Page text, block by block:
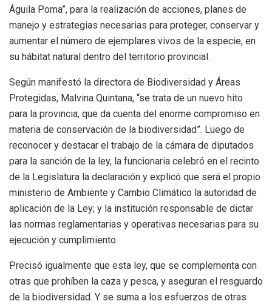
Águila Poma”, para la realización de acciones, planes de
manejo y estrategias necesarias para proteger, conservar y
aumentar el número de ejemplares vivos de la especie, en
su hábitat natural dentro del territorio provincial.
Según manifestó la directora de Biodiversidad y Áreas
Protegidas, Malvina Quintana, “se trata de un nuevo hito
para la provincia, que da cuenta del enorme compromiso en
materia de conservación de la biodiversidad”. Luego de
reconocer y destacar el trabajo de la cámara de diputados
para la sanción de la ley, la funcionaria celebró en el recinto
de la Legislatura la declaración y explicó que será el propio
ministerio de Ambiente y Cambio Climático la autoridad de
aplicación de la Ley; y la institución responsable de dictar
las normas reglamentarias y operativas necesarias para su
ejecución y cumplimiento.
Precisó igualmente que esta ley, que se complementa con
otras que prohíben la caza y pesca, y aseguran el resguardo
de la biodiversidad. Y se suma a los esfuerzos de otras